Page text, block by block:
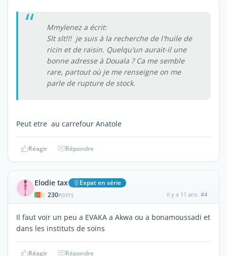
Mmylenez a écrit:
Slt slt!!! je suis à la recherche de l'huile de
ricin et de raisin. Quelqu'un aurait-il une
bonne adresse à Douala ? Ca me semble
rare, partout où je me renseigne on me
parle de rupture de stock.
Peut etre au carrefour Anatole
Réagir Répondre
Elodie tax Expat en série
| 230POSTS il y a 11 ans #4
Il faut voir un peu a EVAKA a Akwa ou a bonamoussadi et
dans les instituts de soins
Réagir Répondre